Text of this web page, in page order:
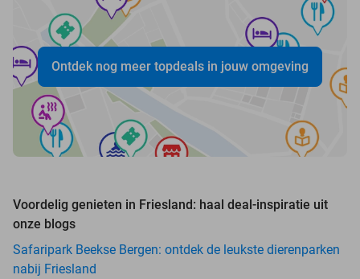
Ontdek nog meer topdeals in jouw omgeving
Voordelig genieten in Friesland: haal deal-inspiratie uit
onze blogs
Safaripark Beekse Bergen: ontdek de leukste dierenparken
nabij Friesland